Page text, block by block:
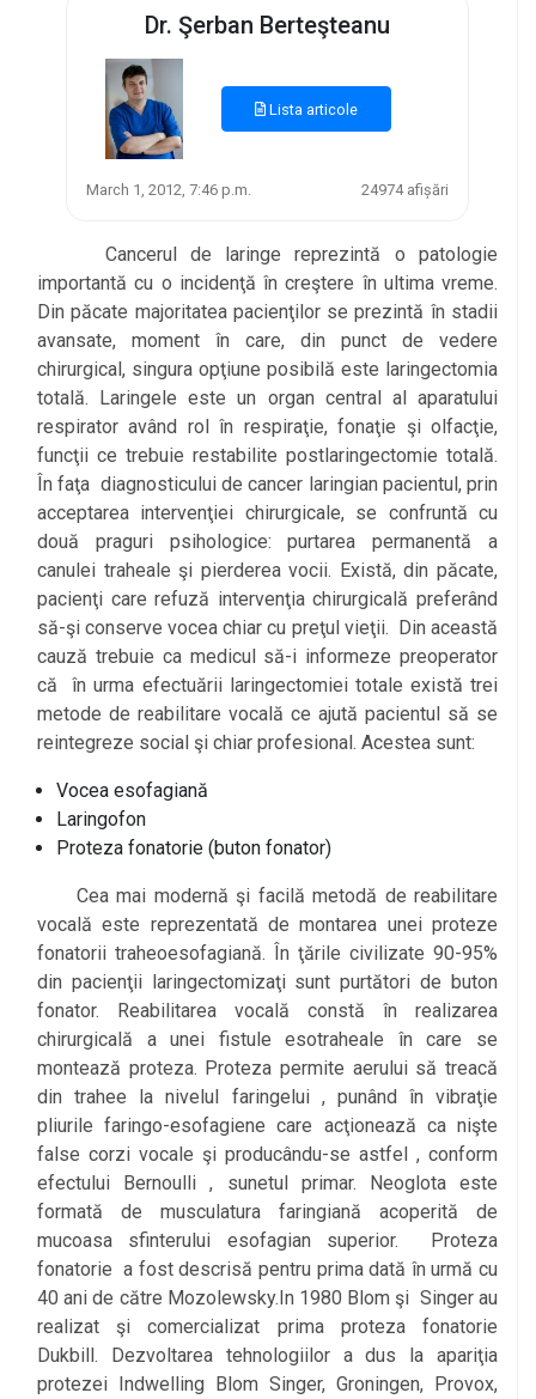
Dr. Şerban Berteşteanu
Lista articole
March 1, 2012, 7:46 p.m. 24974 afișări
Cancerul de laringe reprezintă o patologie
importantă cu o incidenţă în creştere în ultima vreme.
Din păcate majoritatea pacienţilor se prezintă în stadii
avansate, moment în care, din punct de vedere
chirurgical, singura opţiune posibilă este laringectomia
totală. Laringele este un organ central al aparatului
respirator având rol în respiraţie, fonaţie şi olfacţie,
funcţii ce trebuie restabilite postlaringectomie totală.
În faţa diagnosticului de cancer laringian pacientul, prin
acceptarea intervenţiei chirurgicale, se confruntă cu
două praguri psihologice: purtarea permanentă a
canulei traheale şi pierderea vocii. Există, din păcate,
pacienţi care refuză intervenţia chirurgicală preferând
să-şi conserve vocea chiar cu preţul vieţii. Din această
cauză trebuie ca medicul să-i informeze preoperator
că în urma efectuării laringectomiei totale există trei
metode de reabilitare vocală ce ajută pacientul să se
reintegreze social şi chiar profesional. Acestea sunt:
Vocea esofagiană
Laringofon
Proteza fonatorie (buton fonator)
Cea mai modernă şi facilă metodă de reabilitare
vocală este reprezentată de montarea unei proteze
fonatorii traheoesofagiană. În ţările civilizate 90-95%
din pacienţii laringectomizaţi sunt purtători de buton
fonator. Reabilitarea vocală constă în realizarea
chirurgicală a unei fistule esotraheale în care se
montează proteza. Proteza permite aerului să treacă
din trahee la nivelul faringelui , punând în vibraţie
pliurile faringo-esofagiene care acţionează ca nişte
false corzi vocale şi producându-se astfel , conform
efectului Bernoulli , sunetul primar. Neoglota este
formată de musculatura faringiană acoperită de
mucoasa sfinterului esofagian superior. Proteza
fonatorie a fost descrisă pentru prima dată în urmă cu
40 ani de către Mozolewsky.In 1980 Blom şi Singer au
realizat şi comercializat prima proteza fonatorie
Dukbill. Dezvoltarea tehnologiilor a dus la apariţia
protezei Indwelling Blom Singer, Groningen, Provox,